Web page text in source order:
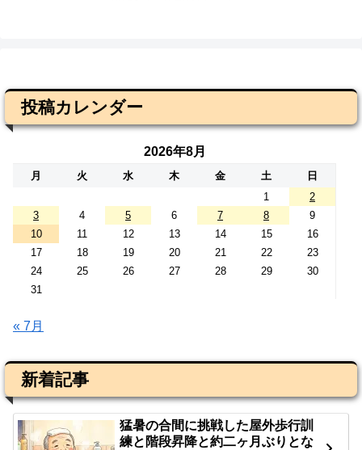
投稿カレンダー
2026年8月
月 火 水 木 金 土
日
1
2
3
4 5 6 7 8
9
10
11 12 13 14 15
16
17
18 19 20 21 22
23
24
25 26 27 28 29
30
31
« 7月
新着記事
猛暑の合間に挑戦した屋外歩行訓
練と階段昇降と約二ヶ月ぶりとな